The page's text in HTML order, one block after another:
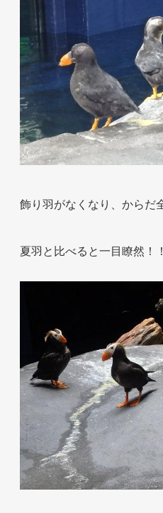
飾り羽がなくなり、からだ
夏羽と比べると一目瞭然！！